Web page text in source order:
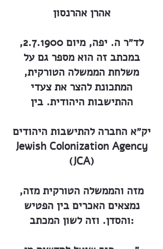
אהרן אהרנסון
לד״ר ה. יפה, מיום 2.7.1900,
במכתב זה הוא מספר גם על
משלחת הממשלה הטורקית,
המתכונת להצר את צעדי
ההתישבות היהודית. בין
יק״א החברה להתישבות היהודים
Jewish Colonization Agency
(JCA)
מזה והממשלה הטורקית מזה,
נמצאים האכרים בין הפטיש
והסדן. וזה לשון המכתב: